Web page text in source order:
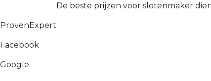
De beste prijzen voor slotenmaker
ProvenExpert
Facebook
Google